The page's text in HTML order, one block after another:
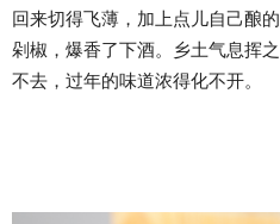
回来切得飞薄，加上点儿自己酿的
剁椒，爆香了下酒。乡土气息挥之
不去，过年的味道浓得化不开。